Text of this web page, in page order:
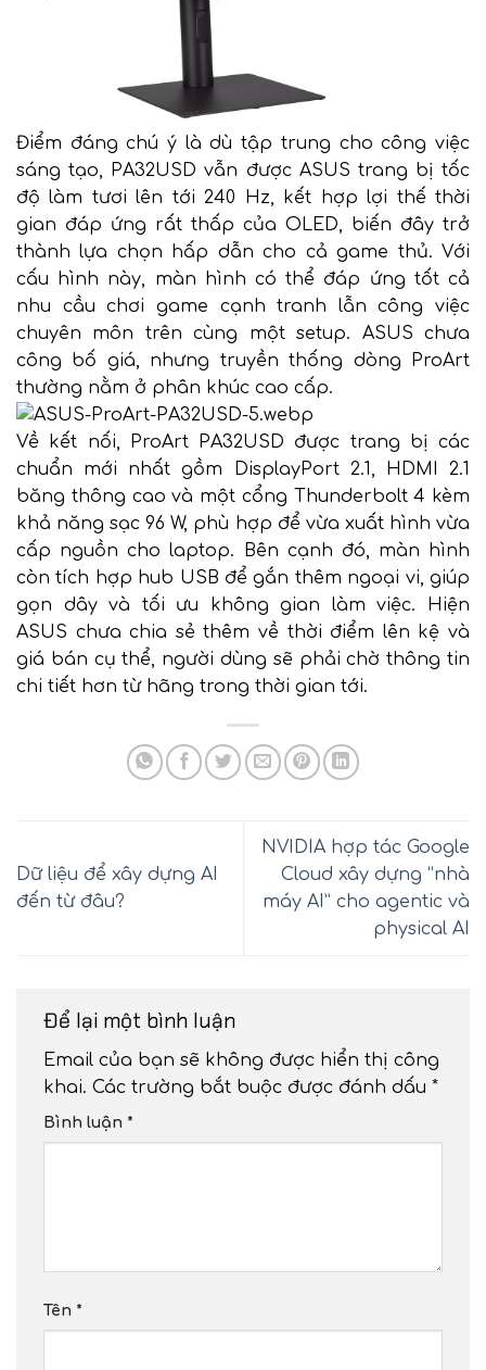
Điểm đáng chú ý là dù tập trung cho công việc
sáng tạo, PA32USD vẫn được ASUS trang bị tốc
độ làm tươi lên tới 240 Hz, kết hợp lợi thế thời
gian đáp ứng rất thấp của OLED, biến đây trở
thành lựa chọn hấp dẫn cho cả game thủ. Với
cấu hình này, màn hình có thể đáp ứng tốt cả
nhu cầu chơi game cạnh tranh lẫn công việc
chuyên môn trên cùng một setup. ASUS chưa
công bố giá, nhưng truyền thống dòng ProArt
thường nằm ở phân khúc cao cấp.
Về kết nối, ProArt PA32USD được trang bị các
chuẩn mới nhất gồm DisplayPort 2.1, HDMI 2.1
băng thông cao và một cổng Thunderbolt 4 kèm
khả năng sạc 96 W, phù hợp để vừa xuất hình vừa
cấp nguồn cho laptop. Bên cạnh đó, màn hình
còn tích hợp hub USB để gắn thêm ngoại vi, giúp
gọn dây và tối ưu không gian làm việc. Hiện
ASUS chưa chia sẻ thêm về thời điểm lên kệ và
giá bán cụ thể, người dùng sẽ phải chờ thông tin
chi tiết hơn từ hãng trong thời gian tới.
Dữ liệu để xây dựng AI
đến từ đâu?
NVIDIA hợp tác Google
Cloud xây dựng “nhà
máy AI” cho agentic và
physical AI
Để lại một bình luận
Email của bạn sẽ không được hiển thị công
khai. Các trường bắt buộc được đánh dấu *
Bình luận *
Tên *